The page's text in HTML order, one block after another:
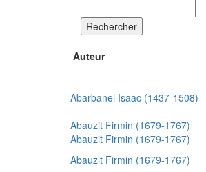
Rechercher
Auteur
Abarbanel Isaac (1437-1508)
Abauzit Firmin (1679-1767)
Abauzit Firmin (1679-1767)
Abauzit Firmin (1679-1767)